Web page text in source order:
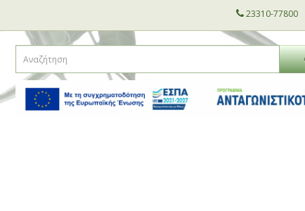
23310-77800